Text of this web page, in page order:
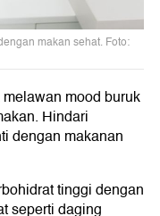
makan sehat. Foto:
mood buruk
Hindari
dengan makanan
tinggi dengan
seperti daging